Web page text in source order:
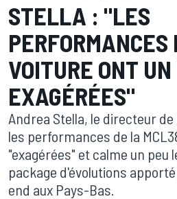
STELLA : "LES
VOITURE ONT
EXAGÉRÉES"
Andrea Stella, le directeur
les performances de la
"exagérées" et calme un peu
package d'évolutions
end aux Pays-Bas.